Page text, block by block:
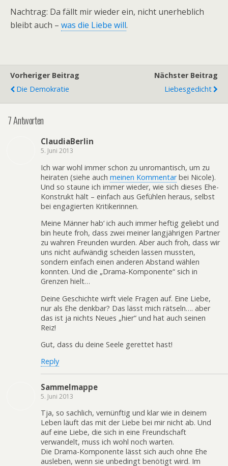
Nachtrag: Da fällt mir wieder ein, nicht unerheblich
bleibt auch – was die Liebe will.
Vorheriger Beitrag
Die Demokratie
Nächster Beitrag
Liebesgedicht
7 Antworten
ClaudiaBerlin
5. Juni 2013
Ich war wohl immer schon zu unromantisch, um zu
heiraten (siehe auch meinen Kommentarbei Nicole).
Und so staune ich immer wieder, wie sich dieses Ehe-
Konstrukt hält – einfach aus Gefühlen heraus, selbst
bei engagierten Kritikerinnen.
Meine Männer hab‘ ich auch immer heftig geliebt und
bin heute froh, dass zwei meiner langjährigen Partner
zu wahren Freunden wurden. Aber auch froh, dass wir
uns nicht aufwändig scheiden lassen mussten,
sondern einfach einen anderen Abstand wählen
konnten. Und die „Drama-Komponente“ sich in
Grenzen hielt…
Deine Geschichte wirft viele Fragen auf. Eine Liebe,
nur als Ehe denkbar? Das lässt mich rätseln…. aber
das ist ja nichts Neues „hier“ und hat auch seinen
Reiz!
Gut, dass du deine Seele gerettet hast!
Reply
Sammelmappe
5. Juni 2013
Tja, so sachlich, vernünftig und klar wie in deinem
Leben läuft das mit der Liebe bei mir nicht ab. Und
auf eine Liebe, die sich in eine Freundschaft
verwandelt, muss ich wohl noch warten.
Die Drama-Komponente lässt sich auch ohne Ehe
ausleben, wenn sie unbedingt benötigt wird. Im